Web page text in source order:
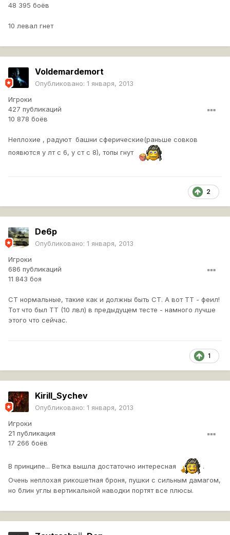
48 395 боёв
10 левал гнет
Voldemardemort
Опубликовано: 1 января, 2013
Игроки
427 публикаций
10 878 боёв
Неплохие , радуют башни сферические(раньше совков
появются у лт с 6, у ст с 8), топы гнут
2
De6p
Опубликовано: 1 января, 2013
Игроки
686 публикаций
11 843 боя
СТ нормальные, такие как и должны быть СТ. А вот ТТ - феил!
Тот что был ТТ (10 лвл) в предыдущем тесте - намного лучше
этого что сейчас.
1
Kirill_Sychev
Опубликовано: 1 января, 2013
Игроки
21 публикация
17 266 боёв
В принципе... Ветка вышла достаточно интересная
.
Очень неплохая рикошетная броня, пушки с сильным дамагом,
но блин углы вертикальной наводки портят все плюсы.